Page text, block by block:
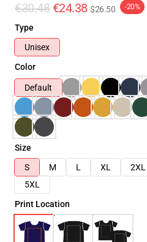
€30.48 €24.38 $26.50 -20%
Type
Unisex
Color
Default
Size
S
M L XL 2XL
5XL
Print Location